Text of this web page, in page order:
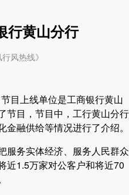
行黄山分行
风热线》
目上线单位是工商银行黄山
节目，节目中，工行黄山分行
融供给等情况进行了介绍。
服务实体经济、服务人民群众
近1.5万家对公客户和将近70